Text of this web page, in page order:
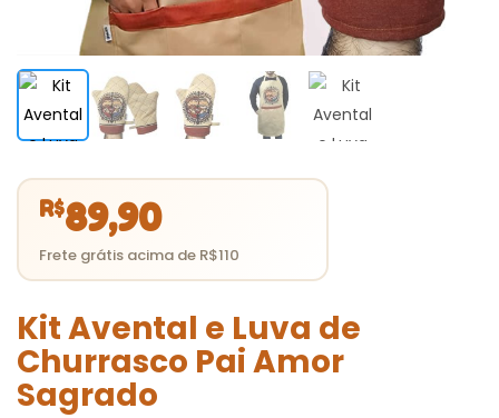
Kit Avental e Luva de
Churrasco Pai Amor
Sagrado
R$89,90